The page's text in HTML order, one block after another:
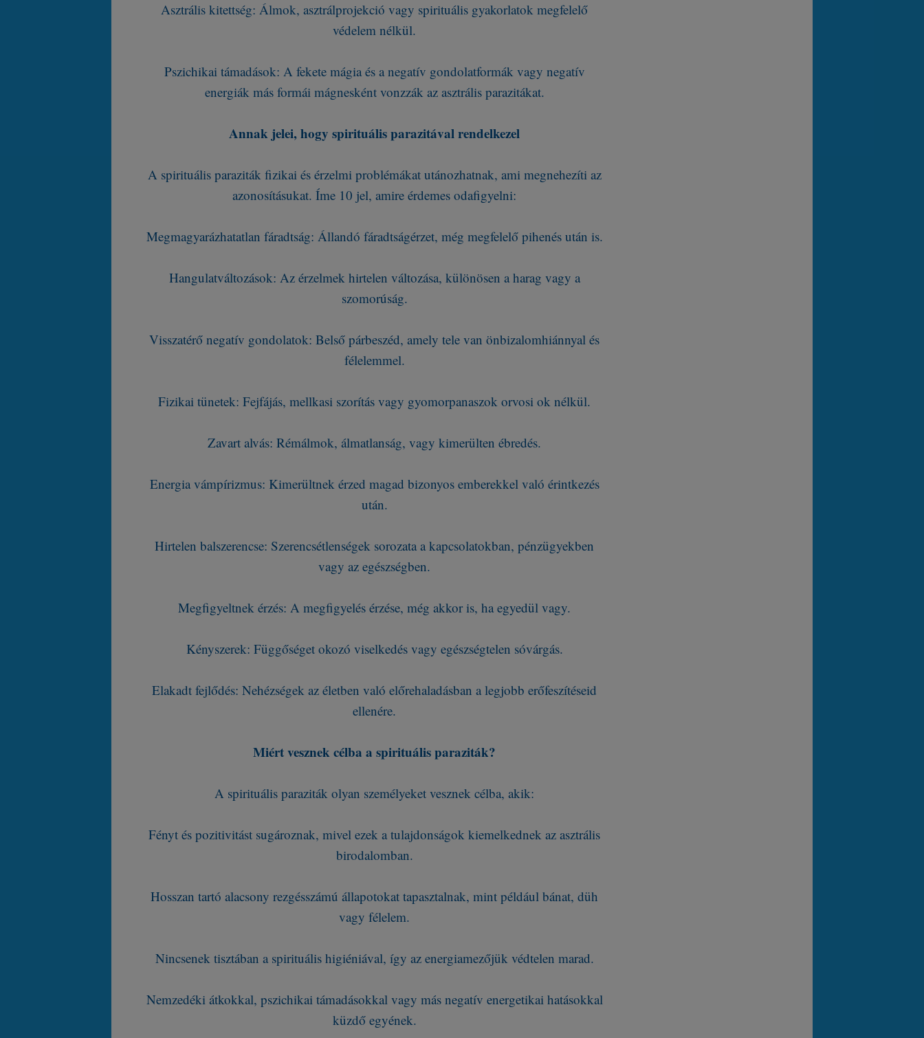
Asztrális kitettség: Álmok, asztrálprojekció vagy spirituális gyakorlatok megfelelő
védelem nélkül.
Pszichikai támadások: A fekete mágia és a negatív gondolatformák vagy negatív
energiák más formái mágnesként vonzzák az asztrális parazitákat.
Annak jelei, hogy spirituális parazitával rendelkezel
A spirituális paraziták fizikai és érzelmi problémákat utánozhatnak, ami megnehezíti az
azonosításukat. Íme 10 jel, amire érdemes odafigyelni:
Megmagyarázhatatlan fáradtság: Állandó fáradtságérzet, még megfelelő pihenés után is.
Hangulatváltozások: Az érzelmek hirtelen változása, különösen a harag vagy a
szomorúság.
Visszatérő negatív gondolatok: Belső párbeszéd, amely tele van önbizalomhiánnyal és
félelemmel.
Fizikai tünetek: Fejfájás, mellkasi szorítás vagy gyomorpanaszok orvosi ok nélkül.
Zavart alvás: Rémálmok, álmatlanság, vagy kimerülten ébredés.
Energia vámpírizmus: Kimerültnek érzed magad bizonyos emberekkel való érintkezés
után.
Hirtelen balszerencse: Szerencsétlenségek sorozata a kapcsolatokban, pénzügyekben
vagy az egészségben.
Megfigyeltnek érzés: A megfigyelés érzése, még akkor is, ha egyedül vagy.
Kényszerek: Függőséget okozó viselkedés vagy egészségtelen sóvárgás.
Elakadt fejlődés: Nehézségek az életben való előrehaladásban a legjobb erőfeszítéseid
ellenére.
Miért vesznek célba a spirituális paraziták?
A spirituális paraziták olyan személyeket vesznek célba, akik:
Fényt és pozitivitást sugároznak, mivel ezek a tulajdonságok kiemelkednek az asztrális
birodalomban.
Hosszan tartó alacsony rezgésszámú állapotokat tapasztalnak, mint például bánat, düh
vagy félelem.
Nincsenek tisztában a spirituális higiéniával, így az energiamezőjük védtelen marad.
Nemzedéki átkokkal, pszichikai támadásokkal vagy más negatív energetikai hatásokkal
küzdő egyének.